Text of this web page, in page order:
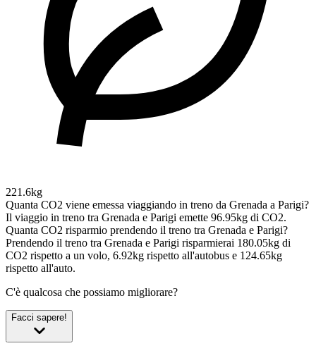
221.6kg
Quanta CO2 viene emessa viaggiando in treno da Grenada a Parigi?
Il viaggio in treno tra Grenada e Parigi emette 96.95kg di CO2.
Quanta CO2 risparmio prendendo il treno tra Grenada e Parigi?
Prendendo il treno tra Grenada e Parigi risparmierai 180.05kg di
CO2 rispetto a un volo, 6.92kg rispetto all'autobus e 124.65kg
rispetto all'auto.
C'è qualcosa che possiamo migliorare?
Facci sapere!